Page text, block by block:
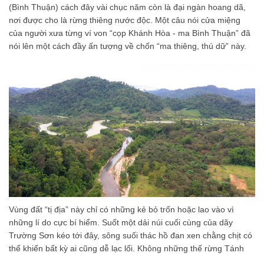
(Bình Thuận) cách đây vài chục năm còn là đại ngàn hoang dã,
nơi được cho là rừng thiêng nước độc. Một câu nói cửa miệng
của người xưa từng ví von “cọp Khánh Hòa - ma Bình Thuận” đã
nói lên một cách đầy ấn tượng về chốn “ma thiêng, thú dữ” này.
Vùng đất “tị địa” này chỉ có những kẻ bỏ trốn hoặc lao vào vì
những lí do cực bí hiểm. Suốt một dải núi cuối cùng của dãy
Trường Sơn kéo tới đây, sông suối thác hồ đan xen chằng chịt có
thể khiến bất kỳ ai cũng dễ lạc lối. Không những thế rừng Tánh